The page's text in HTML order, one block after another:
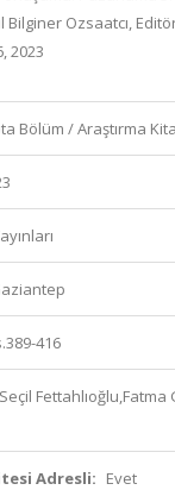
Bilginer Ozsaatcı,
2023
Bölüm / Araştırma
416
Fettahlıoğlu,Fatma
Adresli: Evet